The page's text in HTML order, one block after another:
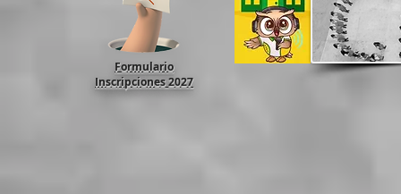
Formulario
Inscripciones 2027